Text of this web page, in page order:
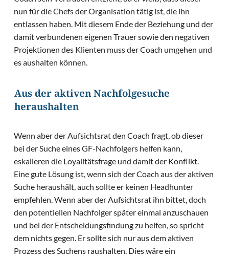
nun für die Chefs der Organisation tätig ist, die ihn
entlassen haben. Mit diesem Ende der Beziehung und der
damit verbundenen eigenen Trauer sowie den negativen
Projektionen des Klienten muss der Coach umgehen und
es aushalten können.
Aus der aktiven Nachfolgesuche
heraushalten
Wenn aber der Aufsichtsrat den Coach fragt, ob dieser
bei der Suche eines GF-Nachfolgers helfen kann,
eskalieren die Loyalitätsfrage und damit der Konflikt.
Eine gute Lösung ist, wenn sich der Coach aus der aktiven
Suche heraushält, auch sollte er keinen Headhunter
empfehlen. Wenn aber der Aufsichtsrat ihn bittet, doch
den potentiellen Nachfolger später einmal anzuschauen
und bei der Entscheidungsfindung zu helfen, so spricht
dem nichts gegen. Er sollte sich nur aus dem aktiven
Prozess des Suchens raushalten. Dies wäre ein